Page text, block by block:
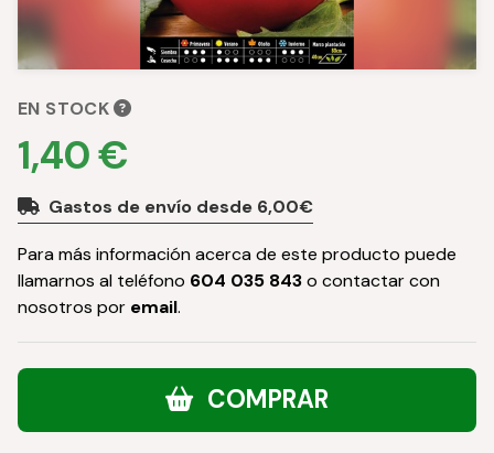
EN STOCK
1,40 €
Gastos de envío desde 6,00€
Para más información acerca de este producto puede
llamarnos al teléfono 604 035 843o contactar con
nosotros por email.
COMPRAR